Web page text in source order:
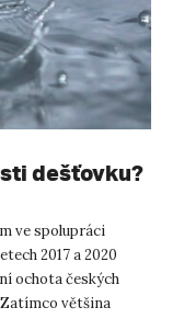
dešťovku?
ve spolupráci
2017 a 2020
ochota českých
většina